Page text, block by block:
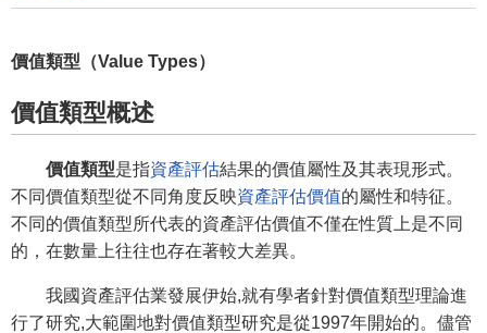
價值類型（Value Types）
價值類型概述
價值類型是指資產評估結果的價值屬性及其表現形式。
不同價值類型從不同角度反映資產評估價值的屬性和特征。
不同的價值類型所代表的資產評估價值不僅在性質上是不同
的，在數量上往往也存在著較大差異。
我國資產評估業發展伊始,就有學者針對價值類型理論進
行了研究,大範圍地對價值類型研究是從1997年開始的。儘管